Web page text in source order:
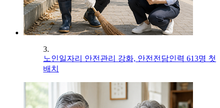
3.
노인일자리 안전관리 강화, 안전전담인력 613명 첫
배치